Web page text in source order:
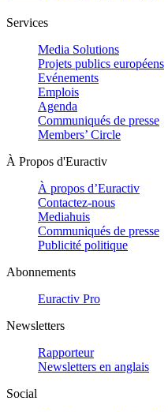
Services
Media Solutions
Projets publics européens
Evénements
Emplois
Agenda
Communiqués de presse
Members’ Circle
À Propos d'Euractiv
À propos d’Euractiv
Contactez-nous
Mediahuis
Communiqués de presse
Publicité politique
Abonnements
Euractiv Pro
Newsletters
Rapporteur
Newsletters en anglais
Social